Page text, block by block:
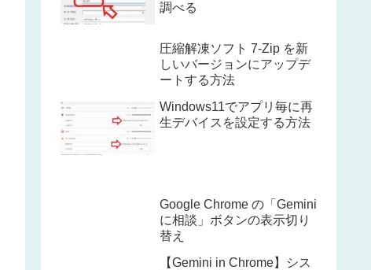
調べる
圧縮解凍ソフト 7-Zip を新
しいバージョンにアップデ
ートする方法
Windows11でアプリ毎に再
生デバイスを設定する方法
Google Chrome の「Gemini
に相談」ボタンの表示切り
替え
【Gemini in Chrome】シス